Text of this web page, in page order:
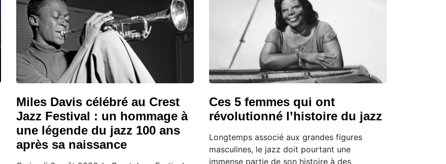
Miles Davis célébré au Crest
Jazz Festival : un hommage à
une légende du jazz 100 ans
après sa naissance
Ces 5 femmes qui ont
révolutionné l’histoire du jazz
Longtemps associé aux grandes figures
masculines, le jazz doit pourtant une
immense partie de son histoire à des